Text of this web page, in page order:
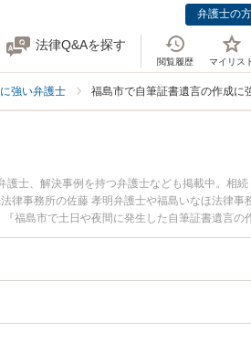
弁護士の
法律Q&Aを探す
閲覧履歴 マイリス
強い弁護士 福島市で自筆証書遺言の作成に
士、解決事例を持つ弁護士なども掲載中。相続
律事務所の佐藤 孝明弁護士や福島いなほ法律事
福島市で土日や夜間に発生した自筆証書遺言の
『初回相談無料で自筆証書遺言の作成を法律相